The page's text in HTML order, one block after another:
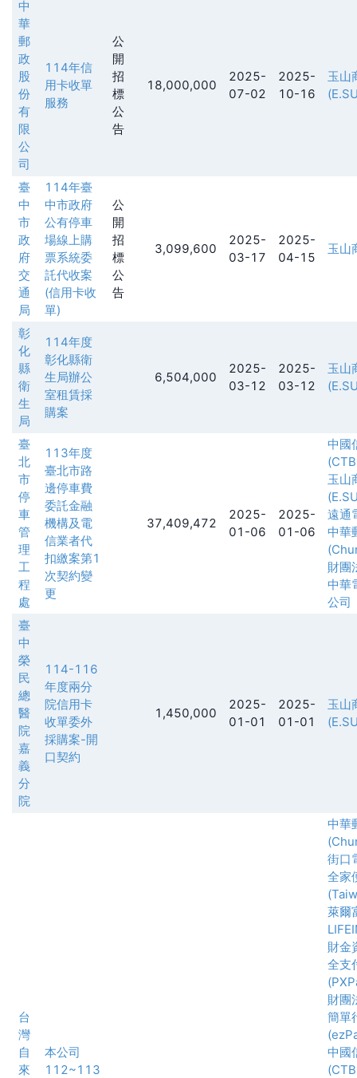
中
華
郵
政
股
份
有
限
公
司
114年信
用卡收單
服務
公
開
招
標
公
告
18,000,000
2025-
07-02
2025-
10-16
玉山
臺
中
市
政
府
交
通
局
114年臺
中市政府
公有停車
場線上購
票系統委
託代收案
(信用卡收
單)
公
開
招
標
公
告
3,099,600
2025-
03-17
2025-
04-15
玉山
彰
化
縣
衛
生
局
114年度
彰化縣衛
生局辦公
室租賃採
購案
6,504,000
2025-
03-12
2025-
03-12
玉山
臺
北
市
停
車
管
理
工
程
處
113年度
臺北市路
邊停車費
委託金融
機構及電
信業者代
扣繳案第1
次契約變
更
37,409,472
2025-
01-06
2025-
01-06
中國
玉山
遠通
中華
財團
中華
公司
臺
中
榮
民
總
醫
院
嘉
義
分
院
114-116
年度兩分
院信用卡
收單委外
採購案-開
口契約
1,450,000
2025-
01-01
2025-
01-01
玉山
台
灣
自
來
本公司
112~113
中華
街口
全家
萊爾
財金
全支
財團
簡單
中國